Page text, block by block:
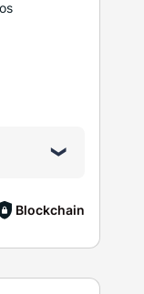
Blockchain